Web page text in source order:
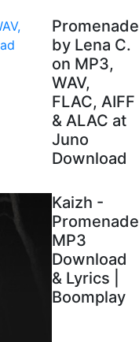
Promenade
by Lena C.
on MP3,
WAV,
FLAC, AIFF
& ALAC at
Juno
Download
Kaizh -
Promenade
MP3
Download
& Lyrics |
Boomplay